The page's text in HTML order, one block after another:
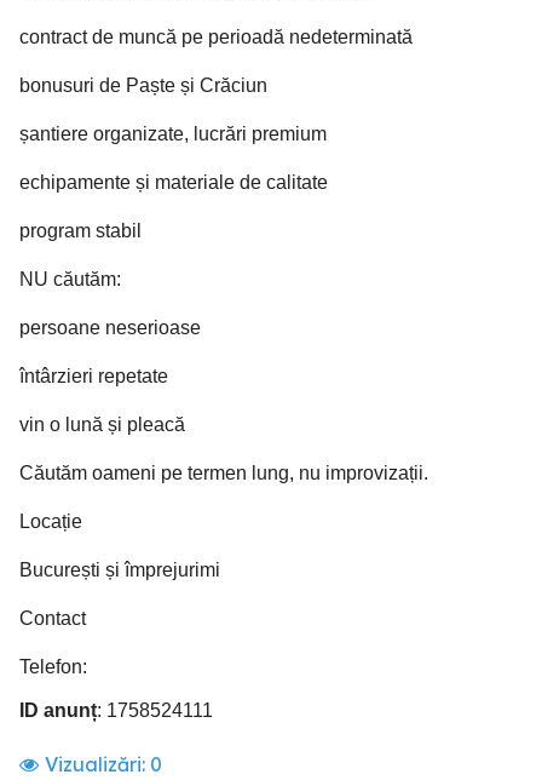
contract de muncă pe perioadă nedeterminată
bonusuri de Paște și Crăciun
șantiere organizate, lucrări premium
echipamente și materiale de calitate
program stabil
NU căutăm:
persoane neserioase
întârzieri repetate
vin o lună și pleacă
Căutăm oameni pe termen lung, nu improvizații.
Locație
București și împrejurimi
Contact
Telefon:
ID anunț: 1758524111
Vizualizări: 0